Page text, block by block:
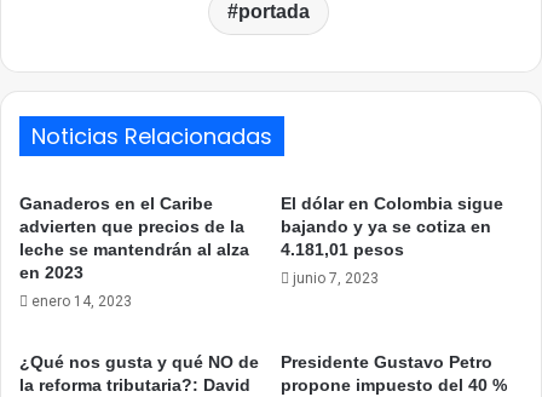
portada
Noticias Relacionadas
Ganaderos en el Caribe
advierten que precios de la
leche se mantendrán al alza
en 2023
enero 14, 2023
El dólar en Colombia sigue
bajando y ya se cotiza en
4.181,01 pesos
junio 7, 2023
¿Qué nos gusta y qué NO de
la reforma tributaria?: David
Presidente Gustavo Petro
propone impuesto del 40 %